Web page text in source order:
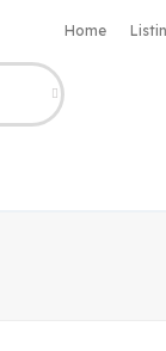
Home